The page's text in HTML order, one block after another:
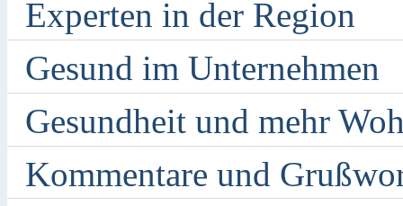
Experten in der Region
Gesund im Unternehmen
Gesundheit und mehr
Kommentare und